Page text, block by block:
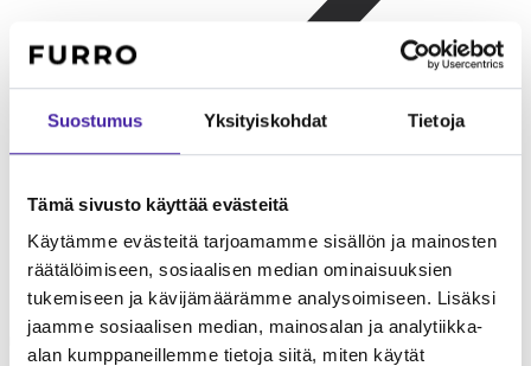
Suostumus Yksityiskohdat Tietoja
Tämä sivusto käyttää evästeitä
Käytämme evästeitä tarjoamamme sisällön ja mainosten
räätälöimiseen, sosiaalisen median ominaisuuksien
tukemiseen ja kävijämäärämme analysoimiseen. Lisäksi
jaamme sosiaalisen median, mainosalan ja analytiikka-
alan kumppaneillemme tietoja siitä, miten käytät
Lapsiperheelle
Energinen ja leikkisä lasten kanssa. Tukeva
rakenne kestää lasten leikkejä. Iloinen ja sosiaalinen perhekoira.